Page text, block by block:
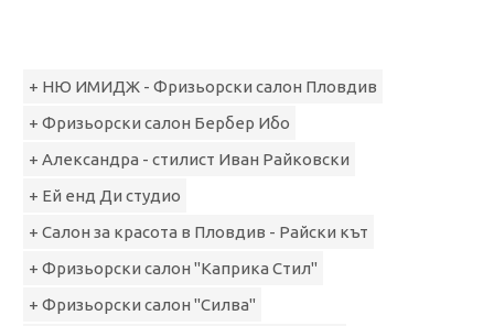
+ НЮ ИМИДЖ - Фризьорски салон Пловдив
+ Фризьорски салон Бербер Ибо
+ Александра - стилист Иван Райковски
+ Ей енд Ди студио
+ Салон за красота в Пловдив - Райски кът
+ Фризьорски салон "Каприка Стил"
+ Фризьорски салон "Силва"